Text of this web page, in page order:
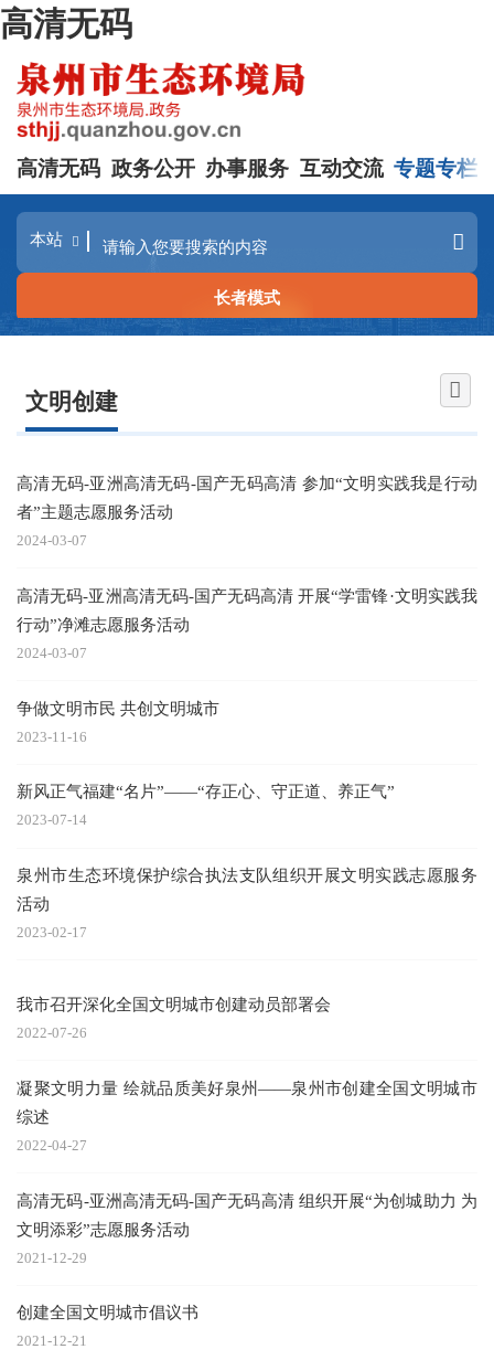
高清无码
高清无码 政务公开 办事服务 互动交流 专题专栏
长者模式
文明创建
高清无码-亚洲高清无码-国产无码高清 参加“文明实践我是行动
者”主题志愿服务活动
2024-03-07
高清无码-亚洲高清无码-国产无码高清 开展“学雷锋·文明实践我
行动”净滩志愿服务活动
2024-03-07
争做文明市民 共创文明城市
2023-11-16
新风正气福建“名片”——“存正心、守正道、养正气”
2023-07-14
泉州市生态环境保护综合执法支队组织开展文明实践志愿服务
活动
2023-02-17
我市召开深化全国文明城市创建动员部署会
2022-07-26
凝聚文明力量 绘就品质美好泉州——泉州市创建全国文明城市
综述
2022-04-27
高清无码-亚洲高清无码-国产无码高清 组织开展“为创城助力 为
文明添彩”志愿服务活动
2021-12-29
创建全国文明城市倡议书
2021-12-21